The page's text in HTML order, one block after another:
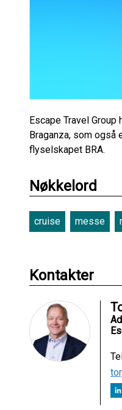
Escape Travel
Braganza, som også
flyselskapet BRA.
Nøkkelord
cruise messe
Kontakter